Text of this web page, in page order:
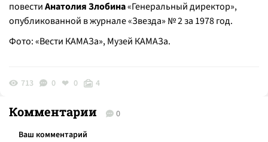
повестиАнатолия Злобина«Генеральный директор»,
опубликованной в журнале «Звезда» № 2 за 1978 год.
Фото: «Вести КАМАЗа», Музей КАМАЗа.
713 0 0 4
Комментарии 0